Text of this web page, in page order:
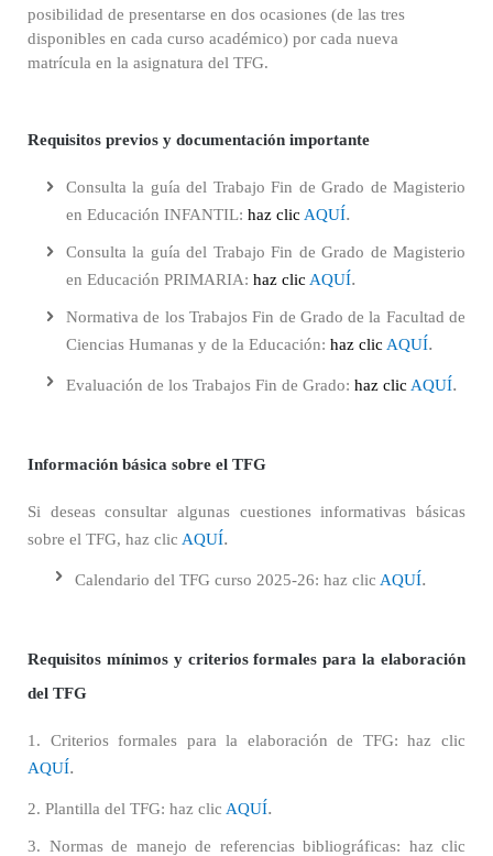
posibilidad de presentarse en dos ocasiones (de las tres
disponibles en cada curso académico) por cada nueva
matrícula en la asignatura del TFG.
Requisitos previos y documentación importante
Consulta la guía del Trabajo Fin de Grado de Magisterio
en Educación INFANTIL: haz clic AQUÍ.
Consulta la guía del Trabajo Fin de Grado de Magisterio
en Educación PRIMARIA: haz clic AQUÍ.
Normativa de los Trabajos Fin de Grado de la Facultad de
Ciencias Humanas y de la Educación: haz clic AQUÍ.
Evaluación de los Trabajos Fin de Grado: haz clic AQUÍ.
Información básica sobre el TFG
Si deseas consultar algunas cuestiones informativas básicas
sobre el TFG, haz clic AQUÍ.
Calendario del TFG curso 2025-26: haz clic AQUÍ.
Requisitos mínimos y criterios formales para la elaboración
del TFG
1. Criterios formales para la elaboración de TFG: haz clic
AQUÍ.
2. Plantilla del TFG: haz clic AQUÍ.
3. Normas de manejo de referencias bibliográficas: haz clic